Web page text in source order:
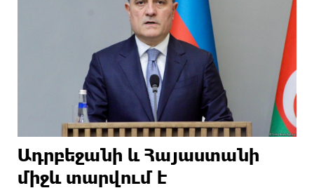
Ադրբեջանի և Հայաստանի
միջև տարվում է